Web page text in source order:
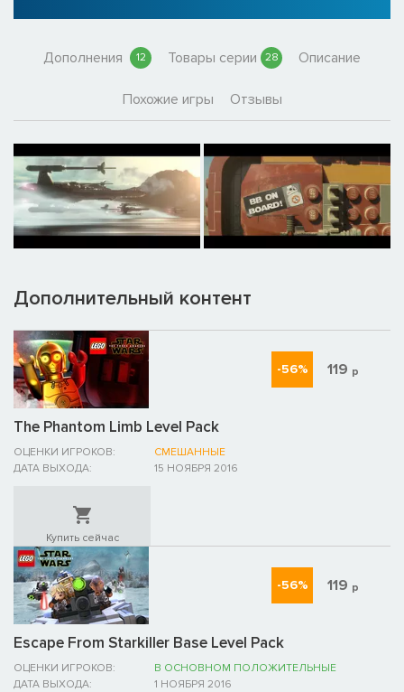
Дополнения 12 Товары серии 28 Описание
Похожие игры Отзывы
Дополнительный контент
The Phantom Limb Level Pack
ОЦЕНКИ ИГРОКОВ:
СМЕШАННЫЕ
ДАТА ВЫХОДА:
15 НОЯБРЯ 2016
-56% 119 р
Купить сейчас
Escape From Starkiller Base Level Pack
ОЦЕНКИ ИГРОКОВ:
В ОСНОВНОМ ПОЛОЖИТЕЛЬНЫЕ
ДАТА ВЫХОДА:
1 НОЯБРЯ 2016
-56% 119 р